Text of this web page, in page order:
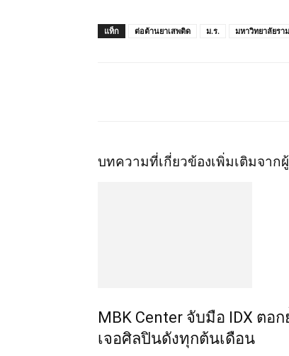
แท็ก ต่อต้านยาเสพติด ม.ร. มหาวิทยาลัยรา
บทความที่เกี่ยวข้องเพิ่มเติมจาก
MBK Center จับมือ IDX ตอ
เจอศิลปินดังทุกต้นเดือน